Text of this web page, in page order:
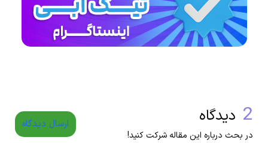
2 دیدگاه
در بحث درباره این مقاله شرکت کنید!
ارسال دیدگاه